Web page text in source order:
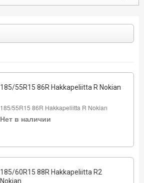
185/55R15 86R Hakkapeliitta R Nokian
185/55R15 86R Hakkapeliitta R Nokian
Нет в наличии
185/60R15 88R Hakkapeliitta R2
Nokian